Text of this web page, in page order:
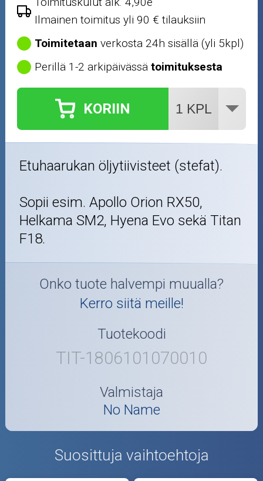
Ilmainen toimitus yli 90 € tilauksiin
Toimitetaan verkosta 24h sisällä (yli 5kpl)
Perillä 1-2 arkipäivässätoimituksesta
KORIIN
Etuhaarukan öljytiivisteet (stefat).
Sopii esim. Apollo Orion RX50,
Helkama SM2, Hyena Evo sekä Titan
F18.
Onko tuote halvempi muualla?
Kerro siitä meille!
Tuotekoodi
TIT-1806101070010
Valmistaja
No Name
Suosittuja vaihtoehtoja